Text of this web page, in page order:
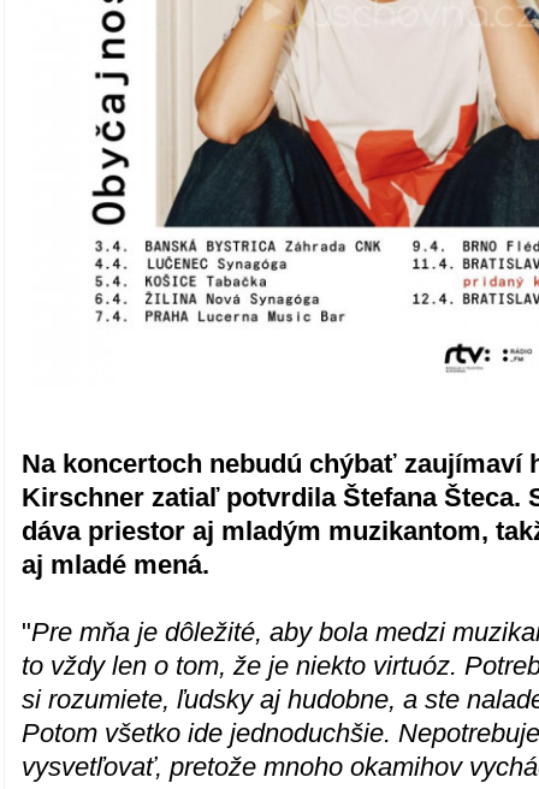
Na koncertoch nebudú chýbať zaujímaví
Kirschner zatiaľ potvrdila Štefana Šteca.
dáva priestor aj mladým muzikantom,
aj mladé mená.
"Pre mňa je dôležité, aby bola medzi
to vždy len o tom, že je niekto virtuóz.
si rozumiete, ľudsky aj hudobne, a ste
Potom všetko ide jednoduchšie.
vysvetľovať, pretože mnoho okamihov